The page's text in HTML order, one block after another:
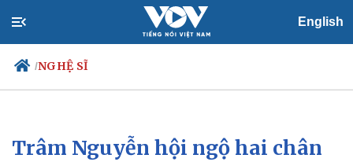
English
/NGHỆ SĨ
Chính trị
Xã hội
Trâm Nguyễn hội ngộ hai chân